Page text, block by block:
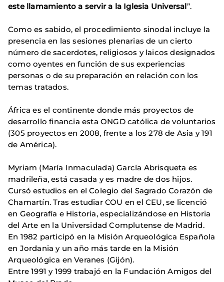
este llamamiento a servir a la Iglesia Universal”.
Como es sabido, el procedimiento sinodal incluye la
presencia en las sesiones plenarias de un cierto
número de sacerdotes, religiosos y laicos designados
como oyentes en función de sus experiencias
personas o de su preparación en relación con los
temas tratados.
África es el continente donde más proyectos de
desarrollo financia esta ONGD católica de voluntarios
(305 proyectos en 2008, frente a los 278 de Asia y 191
de América).
Myriam (María Inmaculada) García Abrisqueta es
madrileña, está casada y es madre de dos hijos.
Cursó estudios en el Colegio del Sagrado Corazón de
Chamartín. Tras estudiar COU en el CEU, se licenció
en Geografía e Historia, especializándose en Historia
del Arte en la Universidad Complutense de Madrid.
En 1982 participó en la Misión Arqueológica Española
en Jordania y un año más tarde en la Misión
Arqueológica en Veranes (Gijón).
Entre 1991 y 1999 trabajó en la Fundación Amigos del